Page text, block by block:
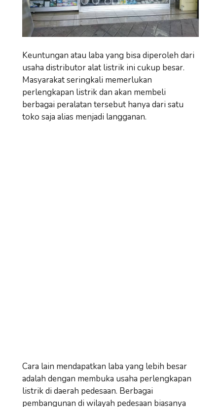
Keuntungan atau laba yang bisa diperoleh dari
usaha distributor alat listrik ini cukup besar.
Masyarakat seringkali memerlukan
perlengkapan listrik dan akan membeli
berbagai peralatan tersebut hanya dari satu
toko saja alias menjadi langganan.
Cara lain mendapatkan laba yang lebih besar
adalah dengan membuka usaha perlengkapan
listrik di daerah pedesaan. Berbagai
pembangunan di wilayah pedesaan biasanya